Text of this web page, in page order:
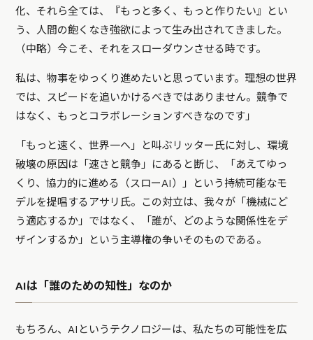
化、それら全ては、『もっと多く、もっと作りたい』とい
う、人間の飽くなき強欲によって生み出されてきました。
（中略）今こそ、それをスローダウンさせる時です。
私は、物事をゆっくり進めたいと思っています。理想の世界
では、スピードを追いかけるべきではありません。競争で
はなく、もっとコラボレーションすべきなのです」
「もっと速く、世界一へ」と叫ぶリッター氏に対し、環境
破壊の原因は「速さと競争」にあると断じ、「あえてゆっ
くり、協力的に進める（スローAI）」という持続可能なモ
デルを提唱するアサリ氏。この対立は、我々が「機械にど
う適応するか」ではなく、「誰が、どのような関係性をデ
ザインするか」という主導権の争いそのものである。
AIは「誰のための知性」なのか
もちろん、AIというテクノロジーは、私たちの可能性を広